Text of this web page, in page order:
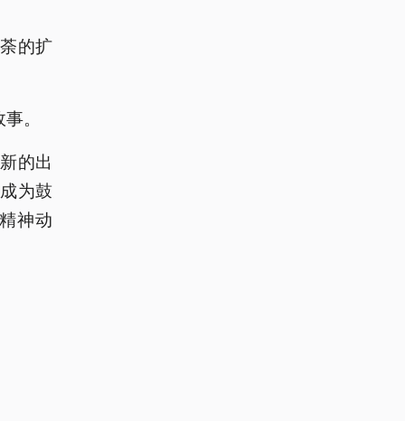
的扩
。
的出
为鼓
神动